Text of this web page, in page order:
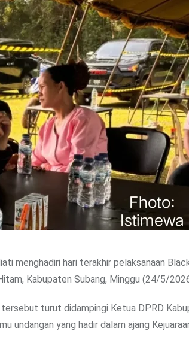
menghadiri hari terakhir pelaksanaan
Kabupaten Subang, Minggu (24/5/
turut didampingi Ketua DPRD
undangan yang hadir dalam ajang